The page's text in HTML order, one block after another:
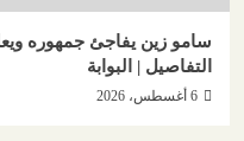
سامو زين يفاجئ جمهوره
التفاصيل | البوابة
6 أغسطس، 2026